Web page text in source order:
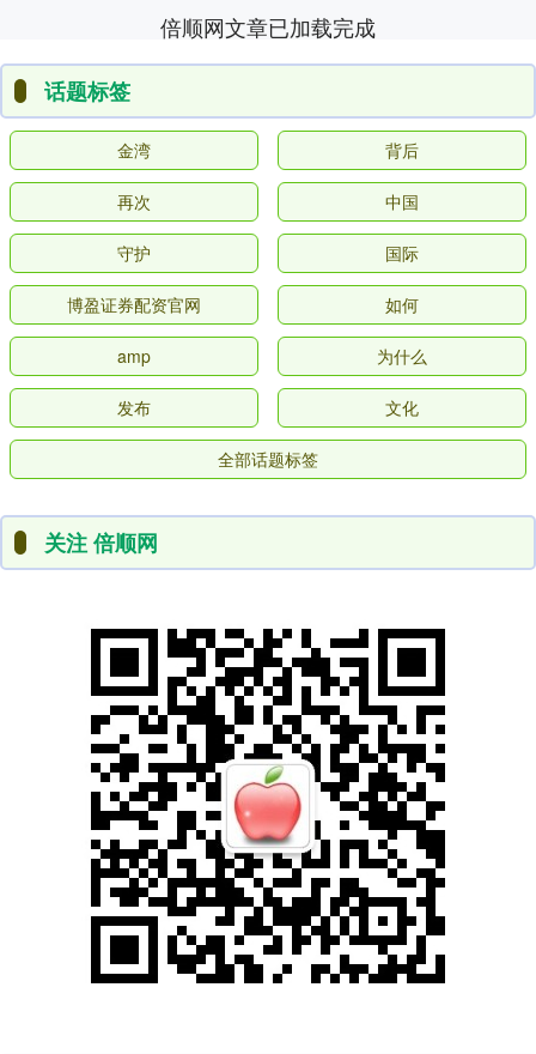
倍顺网文章已加载完成
话题标签
金湾 背后
再次 中国
守护 国际
博盈证券配资官网 如何
amp 为什么
发布 文化
全部话题标签
关注 倍顺网